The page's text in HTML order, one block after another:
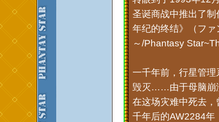
圣诞商战中推出了制
年纪的终结》（フ
～/Phantasy
一千年前，行星管
毁灭……由于母脑崩
在这场灾难中死去
千年后的AW2284年